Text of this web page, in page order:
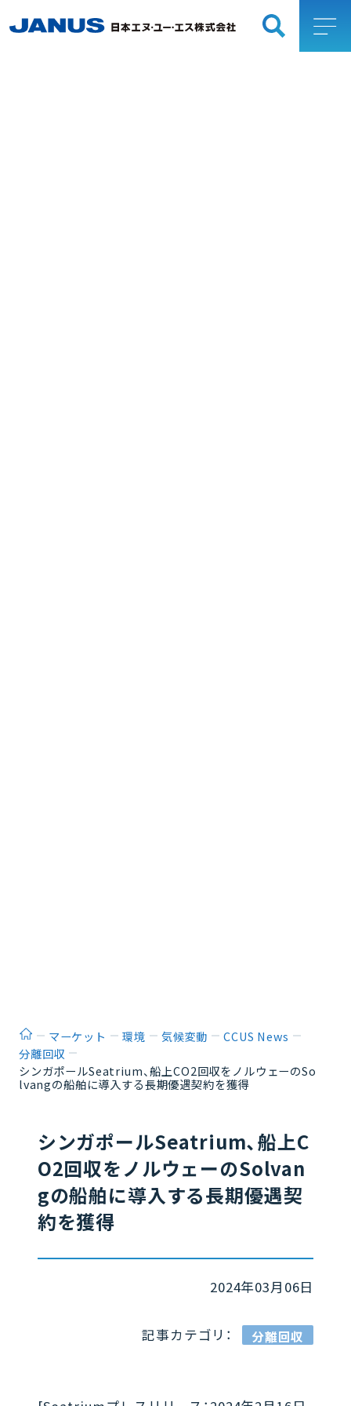
ホームマーケット 環境 気候変動
CCUS News
分離回収
シンガポールSeatrium、船上CO2回収をノルウェーのSo
lvangの船舶に導入する長期優遇契約を獲得
シンガポールSeatrium、船上C
O2回収をノルウェーのSolvan
gの船舶に導入する長期優遇契
約を獲得
2024年03月06日
記事カテゴリ： 分離回収